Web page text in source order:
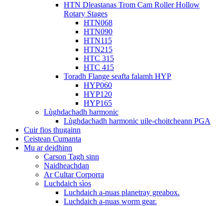
HTN Dleastanas Trom Cam Roller Hollow
Rotary Stages
HTN068
HTN090
HTN115
HTN215
HTC 315
HTC 415
Toradh Flange seafta falamh HYP
HYP060
HYP120
HYP165
Lùghdachadh harmonic
Lùghdachadh harmonic uile-choitcheann PGA
Cuir fios thugainn
Ceistean Cumanta
Mu ar deidhinn
Carson Tagh sinn
Naidheachdan
Ar Cultar Corporra
Luchdaich sìos
Luchdaich a-nuas planetray greabox.
Luchdaich a-nuas worm gear.